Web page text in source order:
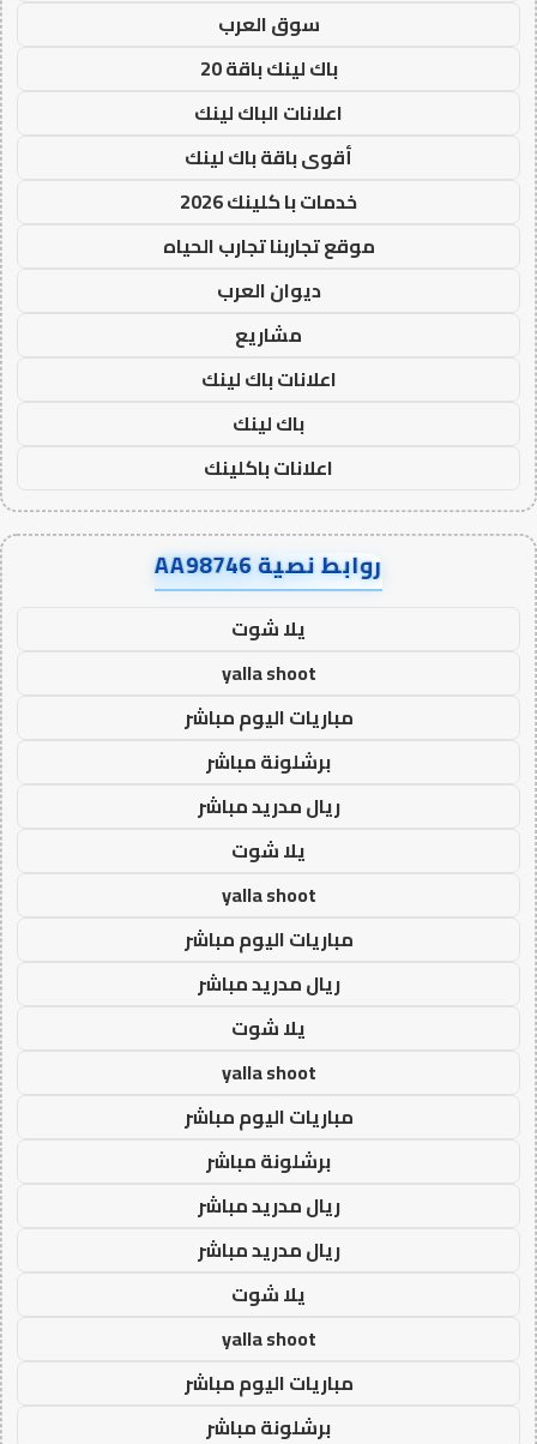
سوق العرب
باك لينك باقة 20
اعلانات الباك لينك
أقوى باقة باك لينك
خدمات با كلينك 2026
موقع تجاربنا تجارب الحياه
ديوان العرب
مشاريع
اعلانات باك لينك
باك لينك
اعلانات باكلينك
روابط نصية AA98746
يلا شوت
yalla shoot
مباريات اليوم مباشر
برشلونة مباشر
ريال مدريد مباشر
يلا شوت
yalla shoot
مباريات اليوم مباشر
ريال مدريد مباشر
يلا شوت
yalla shoot
مباريات اليوم مباشر
برشلونة مباشر
ريال مدريد مباشر
ريال مدريد مباشر
يلا شوت
yalla shoot
مباريات اليوم مباشر
برشلونة مباشر